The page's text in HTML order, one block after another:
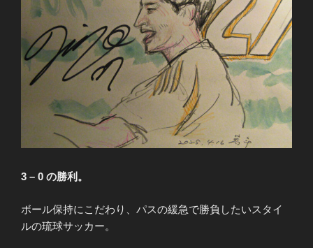
3 – 0 の勝利。
ボール保持にこだわり、パスの緩急で勝負したいスタイ
ルの琉球サッカー。